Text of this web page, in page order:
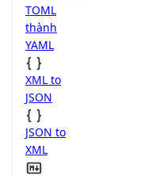
TOML
thành
YAML
XML to
JSON
JSON to
XML